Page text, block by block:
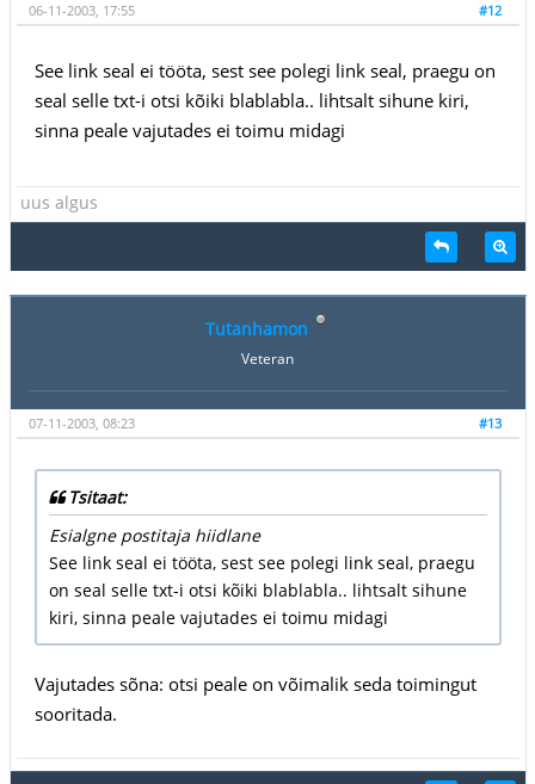
#12
06-11-2003, 17:55
See link seal ei tööta, sest see polegi link seal, praegu on
seal selle txt-i otsi kõiki blablabla.. lihtsalt sihune kiri,
sinna peale vajutades ei toimu midagi
uus algus
Tutanhamon
Veteran
#13
07-11-2003, 08:23
Tsitaat:
Esialgne postitaja hiidlane
See link seal ei tööta, sest see polegi link seal, praegu
on seal selle txt-i otsi kõiki blablabla.. lihtsalt sihune
kiri, sinna peale vajutades ei toimu midagi
Vajutades sõna: otsi peale on võimalik seda toimingut
sooritada.